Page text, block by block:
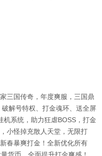
三国传奇，年度爽服，三国鼎
解号特权、打金魂环、送全屏
机系统，助力狂虐BOSS，打金
小怪掉充散人天堂，无限打
春暴爽打金！全新优化所有